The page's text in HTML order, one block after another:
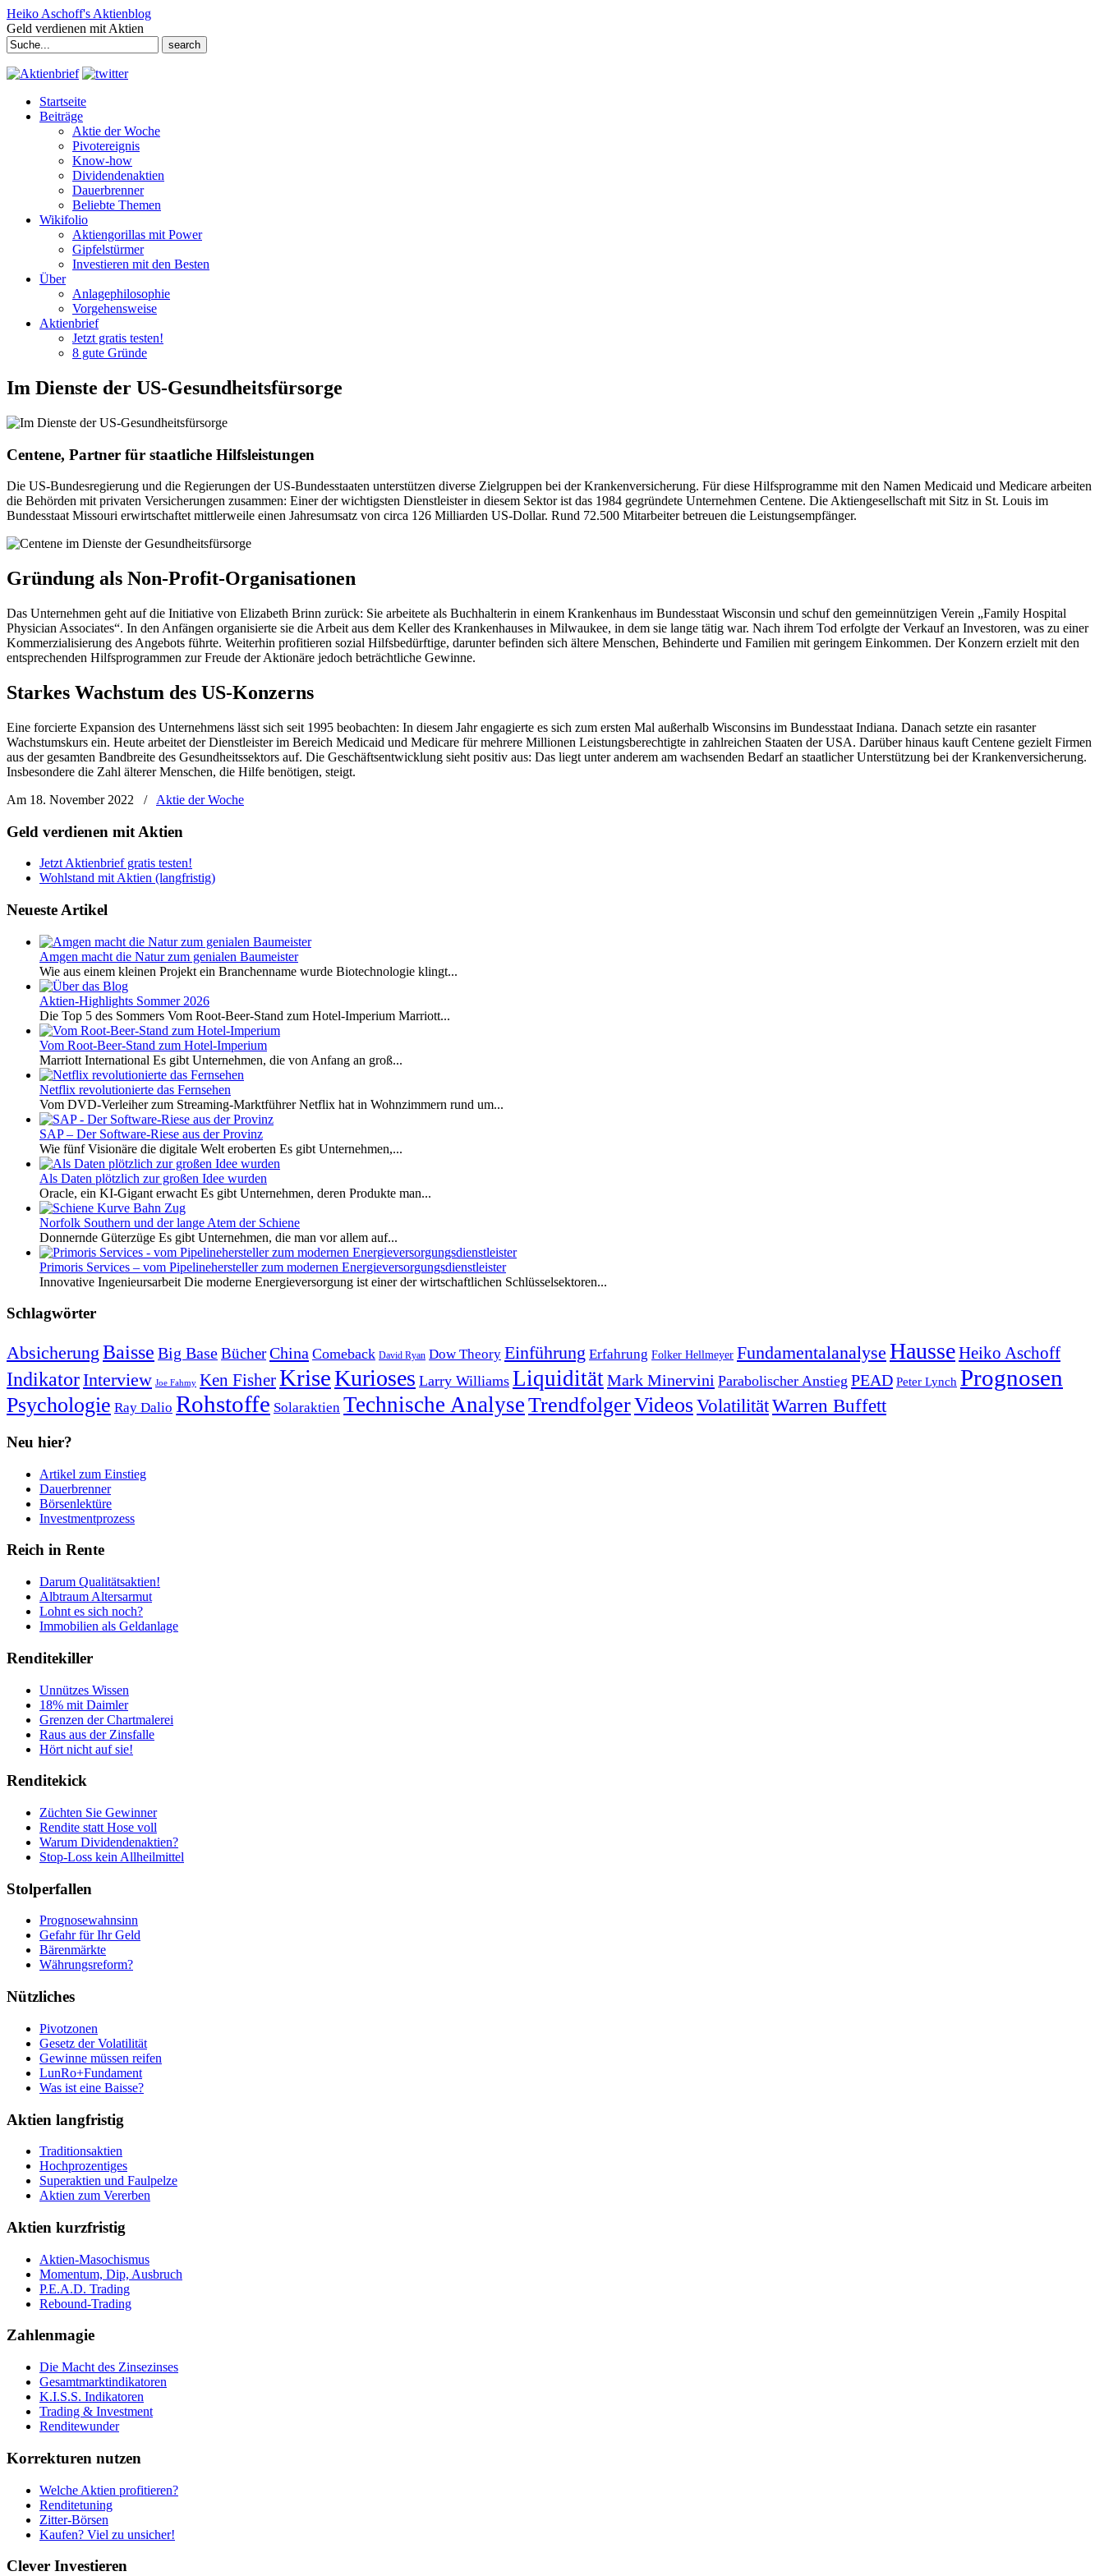
Heiko Aschoff's Aktienblog
Geld verdienen mit Aktien
Search
for:
Startseite
Beiträge
Aktie der Woche
Pivotereignis
Know-how
Dividendenaktien
Dauerbrenner
Beliebte Themen
Wikifolio
Aktiengorillas mit Power
Gipfelstürmer
Investieren mit den Besten
Über
Anlagephilosophie
Vorgehensweise
Aktienbrief
Jetzt gratis testen!
8 gute Gründe
Im Dienste der US-Gesundheitsfürsorge
Centene, Partner für staatliche Hilfsleistungen
Die US-Bundesregierung und die Regierungen der US-Bundesstaaten unterstützen diverse Zielgruppen bei der Krankenversicherung. Für diese Hilfsprogramme mit den Namen Medicaid und Medicare arbeiten
die Behörden mit privaten Versicherungen zusammen: Einer der wichtigsten Dienstleister in diesem Sektor ist das 1984 gegründete Unternehmen Centene. Die Aktiengesellschaft mit Sitz in St. Louis im
Bundesstaat Missouri erwirtschaftet mittlerweile einen Jahresumsatz von circa 126 Milliarden US-Dollar. Rund 72.500 Mitarbeiter betreuen die Leistungsempfänger.
Gründung als Non-Profit-Organisationen
Das Unternehmen geht auf die Initiative von Elizabeth Brinn zurück: Sie arbeitete als Buchhalterin in einem Krankenhaus im Bundesstaat Wisconsin und schuf den gemeinnützigen Verein „Family Hospital
Physician Associates“. In den Anfängen organisierte sie die Arbeit aus dem Keller des Krankenhauses in Milwaukee, in dem sie lange tätig war. Nach ihrem Tod erfolgte der Verkauf an Investoren, was zu einer
Kommerzialisierung des Angebots führte. Weiterhin profitieren sozial Hilfsbedürftige, darunter befinden sich ältere Menschen, Behinderte und Familien mit geringem Einkommen. Der Konzern erzielt mit den
entsprechenden Hilfsprogrammen zur Freude der Aktionäre jedoch beträchtliche Gewinne.
Starkes Wachstum des US-Konzerns
Eine forcierte Expansion des Unternehmens lässt sich seit 1995 beobachten: In diesem Jahr engagierte es sich zum ersten Mal außerhalb Wisconsins im Bundesstaat Indiana. Danach setzte ein rasanter
Wachstumskurs ein. Heute arbeitet der Dienstleister im Bereich Medicaid und Medicare für mehrere Millionen Leistungsberechtigte in zahlreichen Staaten der USA. Darüber hinaus kauft Centene gezielt Firmen
aus der gesamten Bandbreite des Gesundheitssektors auf. Die Geschäftsentwicklung sieht positiv aus: Das liegt unter anderem am wachsenden Bedarf an staatlicher Unterstützung bei der Krankenversicherung.
Insbesondere die Zahl älterer Menschen, die Hilfe benötigen, steigt.
Am 18. November 2022
/ Aktie der Woche
Geld verdienen mit Aktien
Jetzt Aktienbrief gratis testen!
Wohlstand mit Aktien (langfristig)
Neueste Artikel
Amgen macht die Natur zum genialen Baumeister
Wie aus einem kleinen Projekt ein Branchenname wurde Biotechnologie klingt...
Aktien-Highlights Sommer 2026
Die Top 5 des Sommers Vom Root-Beer-Stand zum Hotel-Imperium Marriott...
Vom Root-Beer-Stand zum Hotel-Imperium
Marriott International Es gibt Unternehmen, die von Anfang an groß...
Netflix revolutionierte das Fernsehen
Vom DVD-Verleiher zum Streaming-Marktführer Netflix hat in Wohnzimmern rund um...
SAP – Der Software-Riese aus der Provinz
Wie fünf Visionäre die digitale Welt eroberten Es gibt Unternehmen,...
Als Daten plötzlich zur großen Idee wurden
Oracle, ein KI-Gigant erwacht Es gibt Unternehmen, deren Produkte man...
Norfolk Southern und der lange Atem der Schiene
Donnernde Güterzüge Es gibt Unternehmen, die man vor allem auf...
Primoris Services – vom Pipelinehersteller zum modernen Energieversorgungsdienstleister
Innovative Ingenieursarbeit Die moderne Energieversorgung ist einer der wirtschaftlichen Schlüsselsektoren...
Schlagwörter
Absicherung Baisse Big BaseBücherChina Comeback David Ryan Dow Theory Einführung Erfahrung Folker Hellmeyer Fundamentalanalyse HausseHeiko Aschoff
IndikatorInterview Joe Fahmy Ken FisherKriseKurioses Larry Williams LiquiditätMark Minervini Parabolischer Anstieg PEAD Peter Lynch Prognosen
Psychologie Ray Dalio Rohstoffe Solaraktien Technische AnalyseTrendfolgerVideosVolatilitätWarren Buffett
Neu hier?
Artikel zum Einstieg
Dauerbrenner
Börsenlektüre
Investmentprozess
Reich in Rente
Darum Qualitätsaktien!
Albtraum Altersarmut
Lohnt es sich noch?
Immobilien als Geldanlage
Renditekiller
Unnützes Wissen
18% mit Daimler
Grenzen der Chartmalerei
Raus aus der Zinsfalle
Hört nicht auf sie!
Renditekick
Züchten Sie Gewinner
Rendite statt Hose voll
Warum Dividendenaktien?
Stop-Loss kein Allheilmittel
Stolperfallen
Prognosewahnsinn
Gefahr für Ihr Geld
Bärenmärkte
Währungsreform?
Nützliches
Pivotzonen
Gesetz der Volatilität
Gewinne müssen reifen
LunRo+Fundament
Was ist eine Baisse?
Aktien langfristig
Traditionsaktien
Hochprozentiges
Superaktien und Faulpelze
Aktien zum Vererben
Aktien kurzfristig
Aktien-Masochismus
Momentum, Dip, Ausbruch
P.E.A.D. Trading
Rebound-Trading
Zahlenmagie
Die Macht des Zinsezinses
Gesamtmarktindikatoren
K.I.S.S. Indikatoren
Trading & Investment
Renditewunder
Korrekturen nutzen
Welche Aktien profitieren?
Renditetuning
Zitter-Börsen
Kaufen? Viel zu unsicher!
Clever Investieren